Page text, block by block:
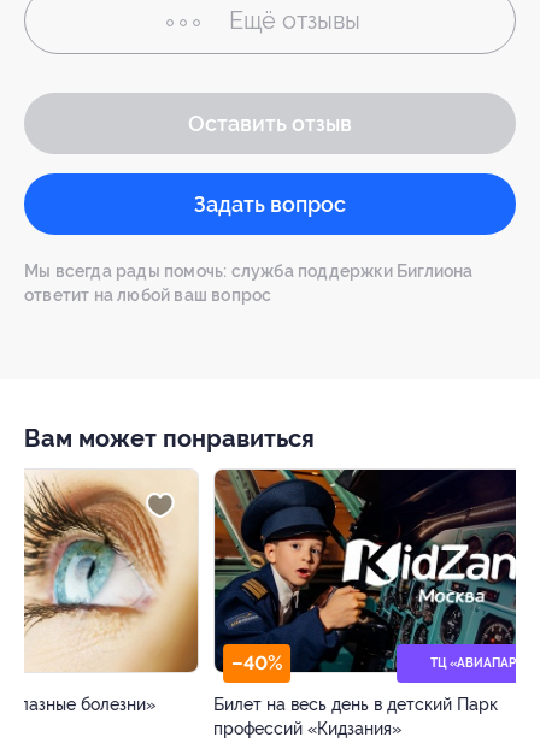
Ещё отзывы
Оставить отзыв
Задать вопрос
Мы всегда рады помочь: служба поддержки Биглиона
ответит на любой ваш вопрос
Вам может понравиться
ТЦ «АВИАПАРК»
Билет на весь день в детский Парк
–50%
Панорамный
со скидкой